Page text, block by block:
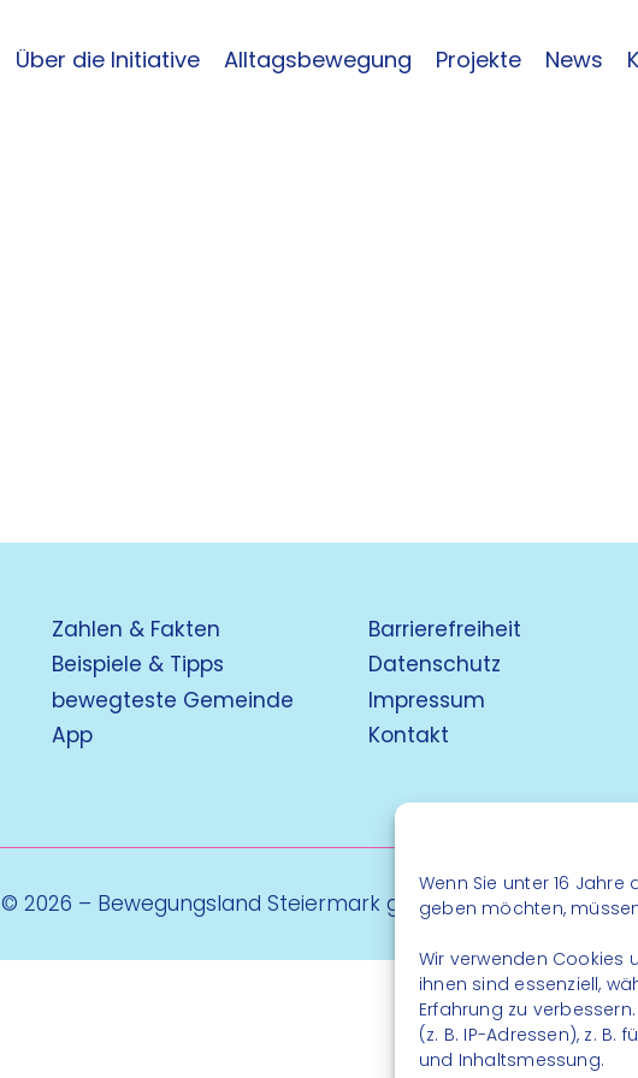
Wenn Sie unter 16
geben möchten,
Wir verwenden Cookies
ihnen sind essenziell,
Erfahrung zu
(z. B. IP-Adressen), z.
und Inhaltsmessung.
Über die Initiative Alltagsbewegung Projekte News
Zahlen & Fakten
Beispiele & Tipps
bewegteste Gemeinde
App
Barrierefreiheit
Datenschutz
Impressum
Kontakt
© 2026 – Bewegungsland Steiermark gGmbH - Alle Rechte